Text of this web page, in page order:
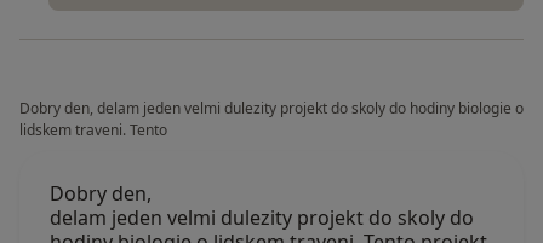
Dobry den, delam jeden velmi dulezity projekt do skoly do hodiny biologie o
lidskem traveni. Tento
Dobry den,
delam jeden velmi dulezity projekt do skoly do